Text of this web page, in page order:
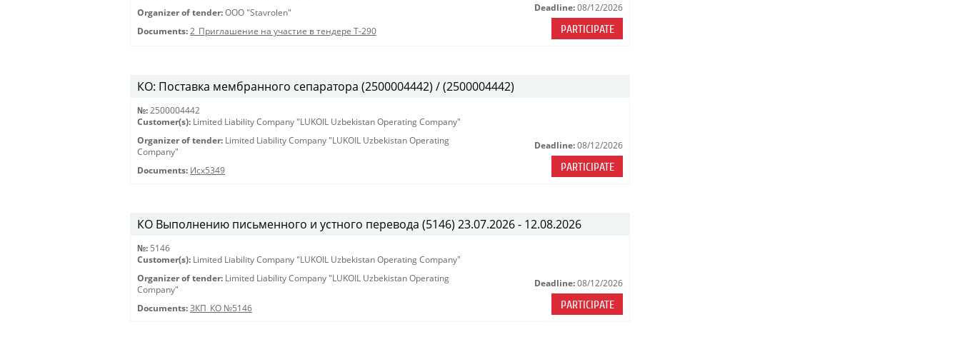
Organizer of tender: OOO "Stavrolen"
Documents: 2_Приглашение на участие в тендере Т-290
Deadline: 08/12/2026
PARTICIPATE
КО: Поставка мембранного сепаратора (2500004442) / (2500004442)
№: 2500004442
Customer(s): Limited Liability Company "LUKOIL Uzbekistan Operating Company"
Organizer of tender: Limited Liability Company "LUKOIL Uzbekistan Operating
Company"
Documents: Исх5349
Deadline: 08/12/2026
PARTICIPATE
КО Выполнению письменного и устного перевода (5146) 23.07.2026 - 12.08.2026
№: 5146
Customer(s): Limited Liability Company "LUKOIL Uzbekistan Operating Company"
Organizer of tender: Limited Liability Company "LUKOIL Uzbekistan Operating
Company"
Documents: ЗКП_КО №5146
Deadline: 08/12/2026
PARTICIPATE